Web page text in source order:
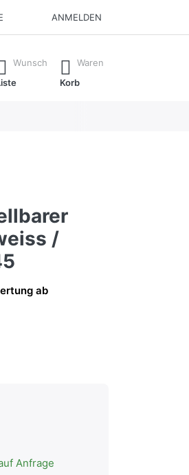
ANMELDEN
Sie die Eingabetaste, um alle
Wunsch
Waren
Korb
/
ab
Anfrage